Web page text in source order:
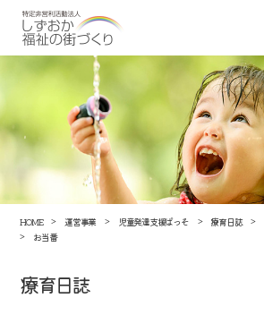
HOME 運営事業 児童発達支援ぱっそ 療育日誌
お当番
療育日誌